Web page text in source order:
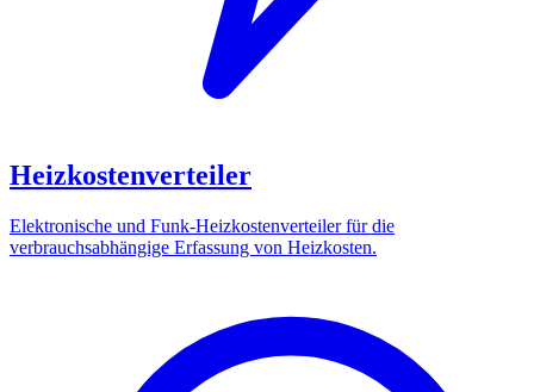
Heizkostenverteiler
Elektronische und Funk-Heizkostenverteiler für die
verbrauchsabhängige Erfassung von Heizkosten.